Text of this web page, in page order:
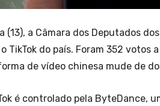
a Câmara dos Deputados
TikTok do país. Foram 352
de vídeo chinesa mude de
é controlado pela ByteDance,